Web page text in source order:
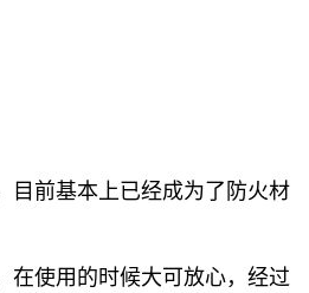
目前基本上已经成为了防火材
在使用的时候大可放心，经过